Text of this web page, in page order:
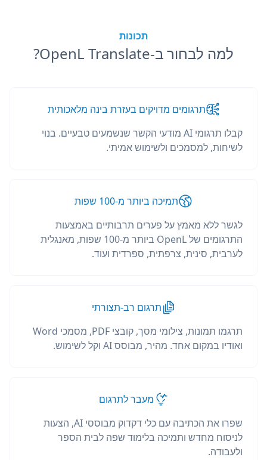
תכונות
למה לבחור ב-OpenL Translate?
תרגומים מדויקים בעזרת בינה מלאכותית
קבלו תרגומי AI מודעי הקשר שנשמעים טבעיים. בנוי
לשיחות, למסמכים ולשימוש אמיתי.
תמיכה ביותר מ-100 שפות
לגשר ללא מאמץ על פערים תרבותיים באמצעות
התרגומים של OpenL ביותר מ-100 שפות, מאנגלית
לערבית, סינית, צרפתית, ספרדית ועוד.
תרגום רב-תצורתי
תרגמו תמונות, צילומי מסך, קובצי PDF, מסמכי Word
ואודיו במקום אחד. מהיר, מבוסס AI וקל לשימוש.
מעבר לתרגום
שפרו את הכתיבה עם כלי דקדוק מבוססי AI, הצעות
לניסוח מחדש ותמיכה בלימוד שפה לבית הספר
ולעבודה.